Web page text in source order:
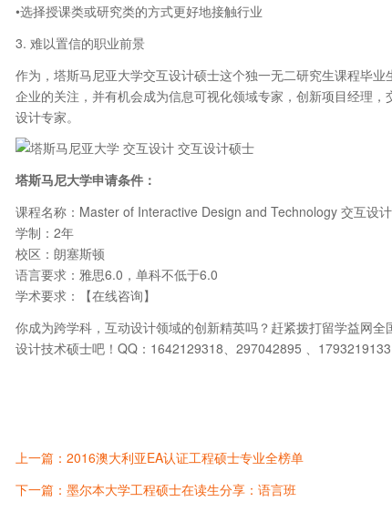
•选择授课类或研究类的方式更好地接触行业
3. 难以置信的职业前景
作为，塔斯马尼亚大学交互设计硕士这个独一无二研究生课程毕
企业的关注，并有机会成为信息可视化领域专家，创新项目经理
设计专家。
塔斯马尼大学申请条件：
课程名称：Master of Interactive Design and Technology 交互设
学制：2年
校区：朗塞斯顿
语言要求：雅思6.0，单科不低于6.0
学术要求：【在线咨询】
你成为跨学科，互动设计领域的创新精英吗？赶紧拨打留学益网
设计技术硕士吧！QQ：1642129318、297042895 、
上一篇：2016澳大利亚EA认证工程硕士专业全榜单
下一篇：墨尔本大学工程硕士在读生分享：语言班